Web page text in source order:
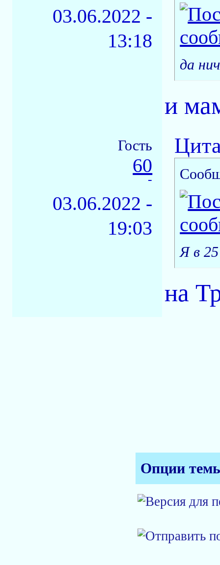
03.06.2022 -
13:18
да
и
Гость
60
-
03.06.2022 -
19:03
Я в
на
Опции